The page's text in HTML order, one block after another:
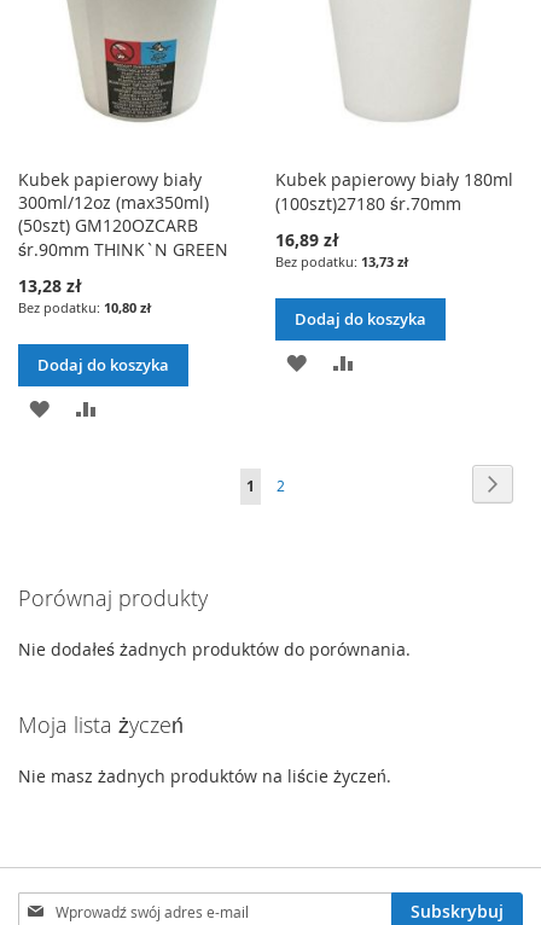
Kubek papierowy biały
300ml/12oz (max350ml)
(50szt) GM120OZCARB
śr.90mm THINK`N GREEN
13,28 zł
10,80 zł
Dodaj do koszyka
DODAJ
Kubek papierowy biały 180ml
(100szt)27180 śr.70mm
16,89 zł
13,73 zł
Dodaj do koszyka
DODAJ
Aktualnie
1 Strona
2
Porównaj produkty
Nie dodałeś żadnych produktów do porównania.
Moja lista życzeń
Nie masz żadnych produktów na liście życzeń.
Subskrybuj
Subskrybuj